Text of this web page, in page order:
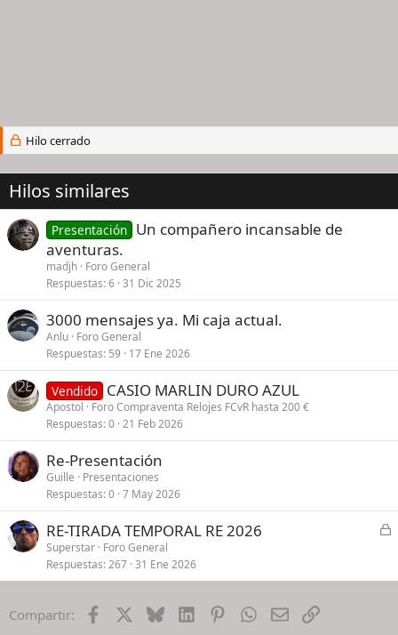
Hilo cerrado
Hilos similares
Presentación Un compañero incansable de
aventuras.
madjh Foro General
Respuestas 6 31 Dic 2025
3000 mensajes ya. Mi caja actual.
Anlu Foro General
Respuestas 59 17 Ene 2026
Vendido CASIO MARLIN DURO AZUL
Apostol
Foro Compraventa Relojes FCvR hasta 200 €
Respuestas 0 21 Feb 2026
Re-Presentación
Guille
Presentaciones
Respuestas 0 7 May 2026
C
r
RE-TIRADA TEMPORAL RE 2026
Superstar Foro General
Respuestas 267 31 Ene 2026
Compartir: Facebook BlueskyLinkedInPinterestWhatsApp
EmailEnlace